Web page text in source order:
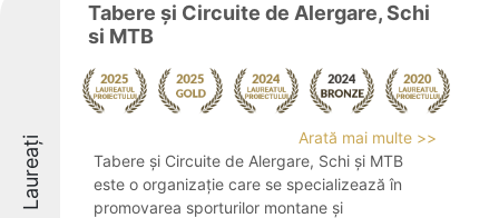
Laureați
Tabere și Circuite de Alergare, Schi
si MTB
Arată mai multe >>
Tabere și Circuite de Alergare, Schi și MTB
este o organizație care se specializează în
promovarea sporturilor montane și